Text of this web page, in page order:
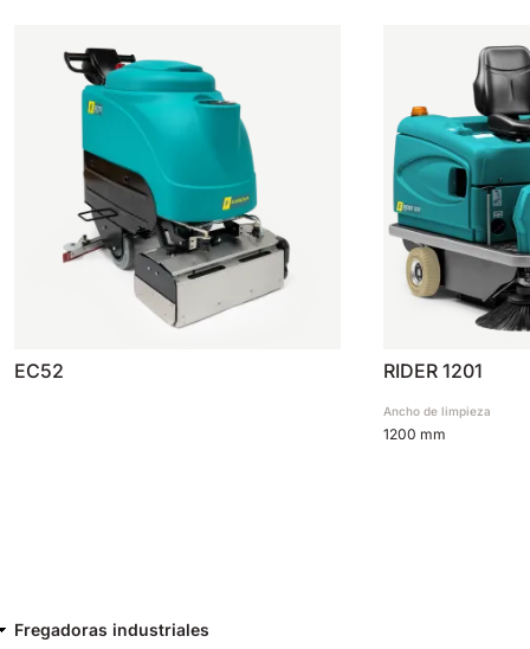
EC52 RIDER 1201
Ancho de limpieza
1200 mm
Fregadoras industriales